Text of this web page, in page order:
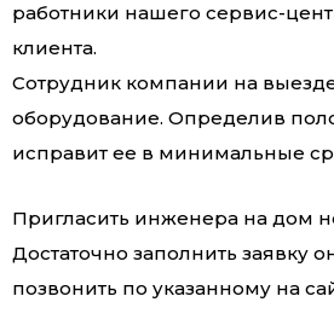
работники нашего сервис-
клиента.
Сотрудник компании на
оборудование. Определив
исправит ее в минимальные
Пригласить инженера на дом
Достаточно заполнить заявку
позвонить по указанному на